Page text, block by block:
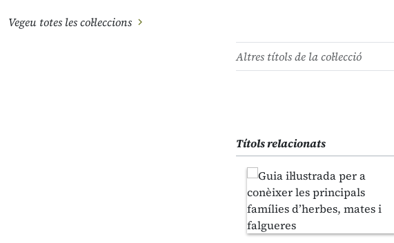
Vegeu totes les col·leccions
Altres títols de la col·lecció
Títols relacionats